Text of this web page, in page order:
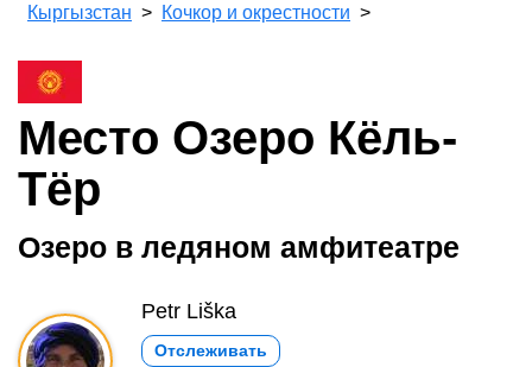
Кыргызстан
Кочкор и окрестности
Место Озеро Кёль-
Тёр
Озеро в ледяном амфитеатре
Petr Liška
Отслеживать